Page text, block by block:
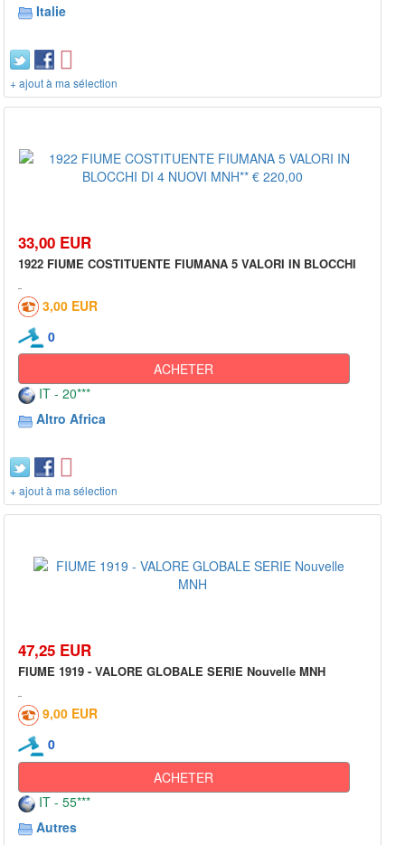
Italie
+ ajout à ma sélection
33,00 EUR
1922 FIUME COSTITUENTE FIUMANA 5 VALORI IN BLOCCHI
3,00 EUR
0
ACHETER
IT - 20***
Altro Africa
+ ajout à ma sélection
47,25 EUR
FIUME 1919 - VALORE GLOBALE SERIE Nouvelle MNH
9,00 EUR
0
ACHETER
IT - 55***
Autres